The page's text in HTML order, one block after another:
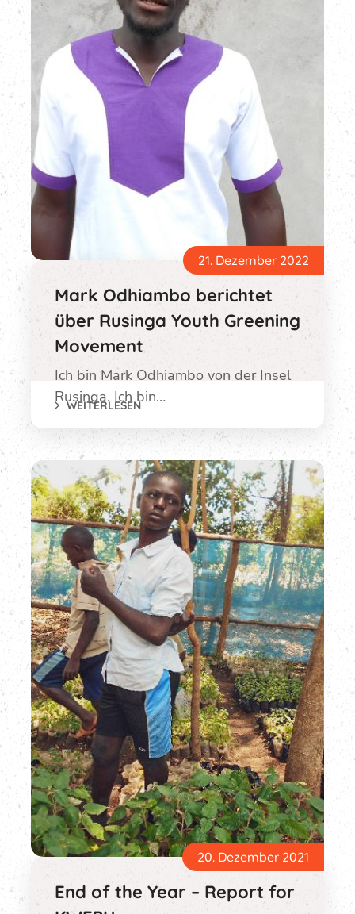
21. Dezember 2022
Mark Odhiambo berichtet
über Rusinga Youth Greening
Movement
Ich bin Mark Odhiambo von der Insel
Rusinga. Ich bin…
WEITERLESEN
20. Dezember 2021
End of the Year – Report for